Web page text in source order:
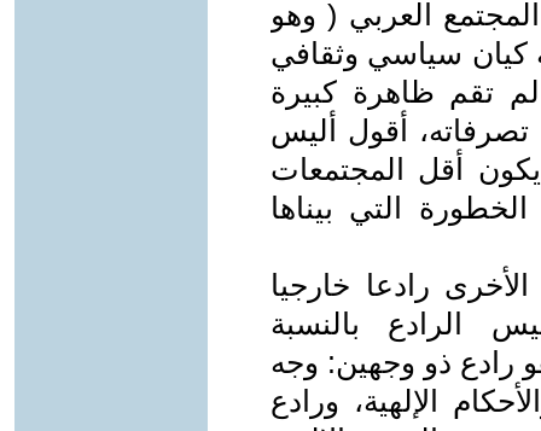
العربي ( وهو
كيان سياسي وثقافي
تقم ظاهرة كبيرة
تصرفاته، أقول أليس
أقل المجتمعات
التي بيناها
رادعا خارجيا
الرادع بالنسبة
رادع ذو وجهين: وجه
الإلهية، ورادع